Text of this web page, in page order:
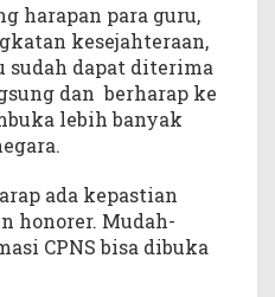
harapan para guru,
kesejahteraan,
dapat diterima
dan berharap ke
lebih banyak
ada kepastian
honorer. Mudah-
CPNS bisa dibuka